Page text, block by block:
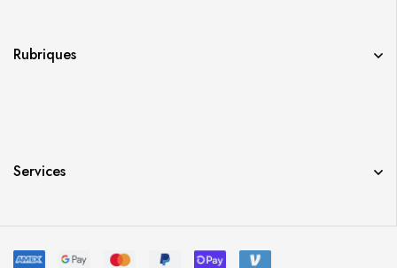
Rubriques
Services